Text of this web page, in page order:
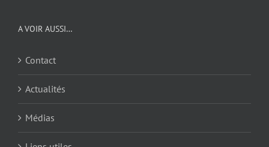
A VOIR AUSSI…
Contact
Actualités
Médias